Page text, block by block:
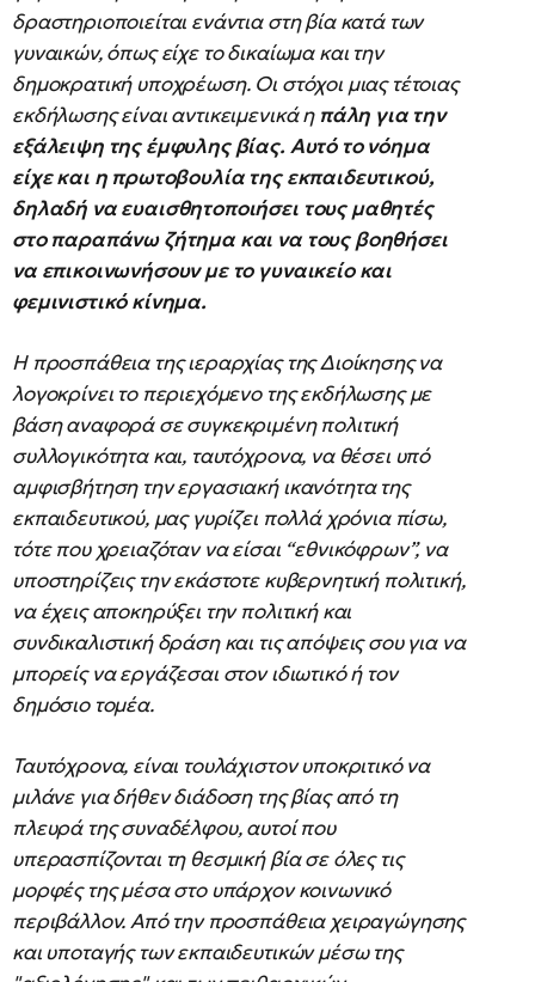
δραστηριοποιείται ενάντια στη βία κατά των
γυναικών, όπως είχε το δικαίωμα και την
δημοκρατική υποχρέωση. Οι στόχοι μιας τέτοιας
εκδήλωσης είναι αντικειμενικά η πάλη για την
εξάλειψη της έμφυλης βίας. Αυτό το νόημα
είχε και η πρωτοβουλία της εκπαιδευτικού,
δηλαδή να ευαισθητοποιήσει τους μαθητές
στο παραπάνω ζήτημα και να τους βοηθήσει
να επικοινωνήσουν με το γυναικείο και
φεμινιστικό κίνημα.
Η προσπάθεια της ιεραρχίας της Διοίκησης να
λογοκρίνει το περιεχόμενο της εκδήλωσης με
βάση αναφορά σε συγκεκριμένη πολιτική
συλλογικότητα και, ταυτόχρονα, να θέσει υπό
αμφισβήτηση την εργασιακή ικανότητα της
εκπαιδευτικού, μας γυρίζει πολλά χρόνια πίσω,
τότε που χρειαζόταν να είσαι “εθνικόφρων”, να
υποστηρίζεις την εκάστοτε κυβερνητική πολιτική,
να έχεις αποκηρύξει την πολιτική και
συνδικαλιστική δράση και τις απόψεις σου για να
μπορείς να εργάζεσαι στον ιδιωτικό ή τον
δημόσιο τομέα.
Ταυτόχρονα, είναι τουλάχιστον υποκριτικό να
μιλάνε για δήθεν διάδοση της βίας από τη
πλευρά της συναδέλφου, αυτοί που
υπερασπίζονται τη θεσμική βία σε όλες τις
μορφές της μέσα στο υπάρχον κοινωνικό
περιβάλλον. Από την προσπάθεια χειραγώγησης
και υποταγής των εκπαιδευτικών μέσω της